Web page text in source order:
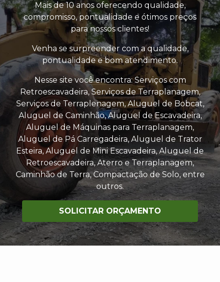
Mais de 10 anos oferecendo qualidade,
compromisso, pontualidade e ótimos preços
para nossos clientes!
Venha se surpreender com a qualidade,
pontualidade e bom atendimento.
Nesse site você encontra: Serviços com
Retroescavadeira, Serviços de Terraplanagem,
Serviços de Terraplenagem, Aluguel de Bobcat,
Aluguel de Caminhão, Aluguel de Escavadeira,
Aluguel de Máquinas para Terraplanagem,
Aluguel de Pá Carregadeira, Aluguel de Trator
Esteira, Aluguel de Mini Escavadeira, Aluguel de
Retroescavadeira, Aterro e Terraplanagem,
Caminhão de Terra, Compactação de Solo, entre
outros.
SOLICITAR ORÇAMENTO